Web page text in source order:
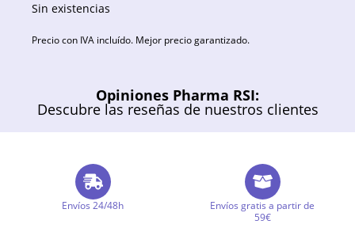
Sin existencias
Precio con IVA incluído. Mejor precio garantizado.
Opiniones Pharma RSI:
Descubre las reseñas de nuestros clientes
Envíos 24/48h
Envíos gratis a partir de
59€